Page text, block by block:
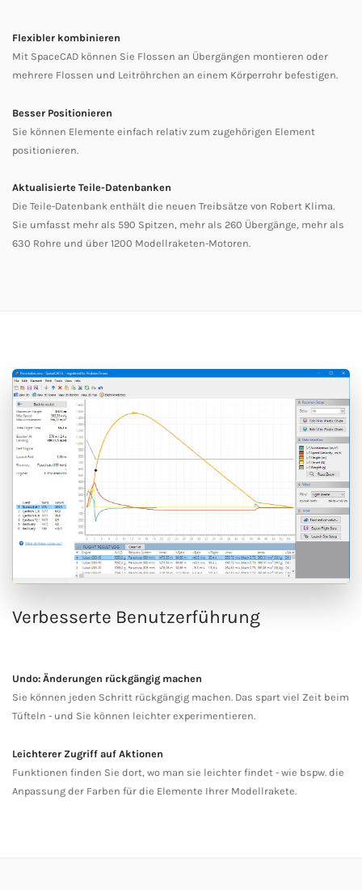
Flexibler kombinieren
Mit SpaceCAD können Sie Flossen an Übergängen montieren oder
mehrere Flossen und Leitröhrchen an einem Körperrohr befestigen.
Besser Positionieren
Sie können Elemente einfach relativ zum zugehörigen Element
positionieren.
Aktualisierte Teile-Datenbanken
Die Teile-Datenbank enthält die neuen Treibsätze von Robert Klima.
Sie umfasst mehr als 590 Spitzen, mehr als 260 Übergänge, mehr als
630 Rohre und über 1200 Modellraketen-Motoren.
Verbesserte Benutzerführung
Undo: Änderungen rückgängig machen
Sie können jeden Schritt rückgängig machen. Das spart viel Zeit beim
Tüfteln - und Sie können leichter experimentieren.
Leichterer Zugriff auf Aktionen
Funktionen finden Sie dort, wo man sie leichter findet - wie bspw. die
Anpassung der Farben für die Elemente Ihrer Modellrakete.